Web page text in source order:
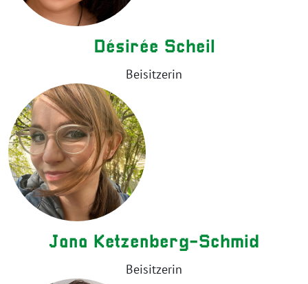
Désirée Scheil
Beisitzerin
Jana Ketzenberg-Schmid
Beisitzerin